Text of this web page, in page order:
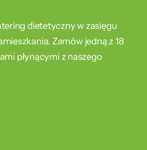
dietetyczny w zasięgu
Zamów jedną z 18
płynącymi z naszego